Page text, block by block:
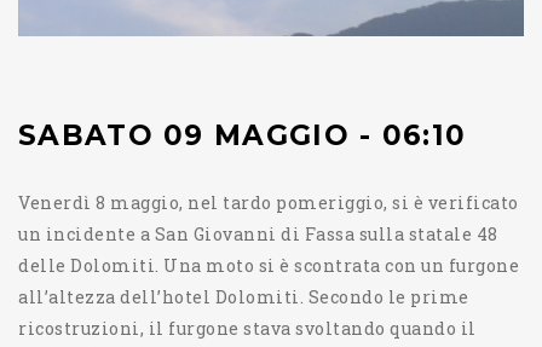
SABATO 09 MAGGIO - 06:10
Venerdì 8 maggio, nel tardo pomeriggio, si è verificato
un incidente a San Giovanni di Fassa sulla statale 48
delle Dolomiti. Una moto si è scontrata con un furgone
all’altezza dell’hotel Dolomiti. Secondo le prime
ricostruzioni, il furgone stava svoltando quando il